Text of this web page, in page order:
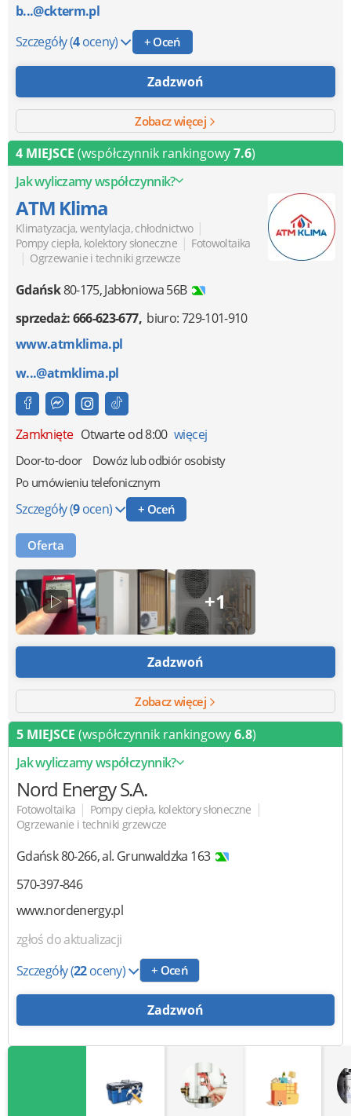
b...@ckterm.pl
Szczegóły(4oceny) + Oceń
Zadzwoń
Zobacz więcej
4 MIEJSCE (współczynnik rankingowy7.6)
Jak wyliczamy współczynnik?
ATM Klima
Klimatyzacja, wentylacja, chłodnictwo |
Pompy ciepła, kolektory słoneczne | Fotowoltaika
| Ogrzewanie i techniki grzewcze
Gdańsk80-175,Jabłoniowa 56B
sprzedaż: 666-623-677 biuro: 729-101-910
www.atmklima.pl
w...@atmklima.pl
Zamknięte Otwarte od 8:00 więcej
Door-to-door
Dowóz lub odbiór osobisty
Po umówieniu telefonicznym
Szczegóły(9ocen) + Oceń
Oferta
+1
Zadzwoń
Zobacz więcej
5 MIEJSCE (współczynnik rankingowy6.8)
Jak wyliczamy współczynnik?
Nord EnergyS.A.
Fotowoltaika | Pompy ciepła, kolektory słoneczne |
Ogrzewanie i techniki grzewcze
Gdańsk80-266,al. Grunwaldzka 163
570-397-846
www.nordenergy.pl
zgłoś do aktualizacji
Szczegóły(22oceny) + Oceń
Zadzwoń